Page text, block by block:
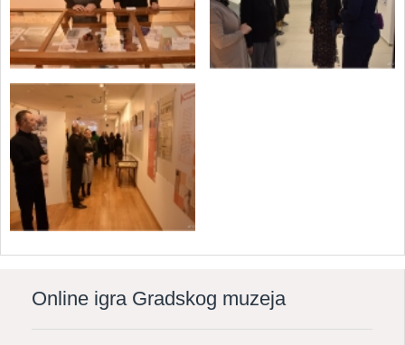
Online igra Gradskog muzeja